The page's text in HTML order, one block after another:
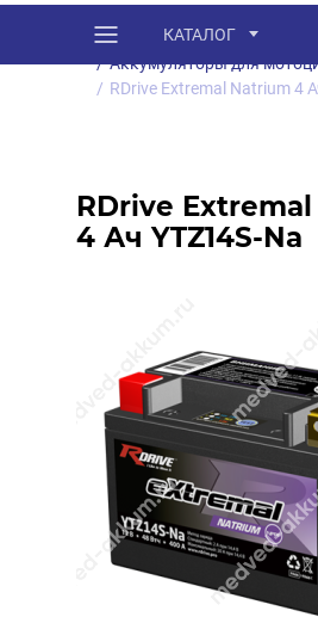
КАТАЛОГ
Каталог / Товары
/ Аккумуляторы для
/ RDrive Extremal Natrium 4
RDrive
4 Ач YTZ14S-Na